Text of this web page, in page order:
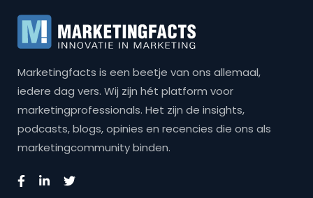
Marketingfacts is een beetje van ons allemaal,
iedere dag vers. Wij zijn hét platform voor
marketingprofessionals. Het zijn de insights,
podcasts, blogs, opinies en recencies die ons als
marketingcommunity binden.